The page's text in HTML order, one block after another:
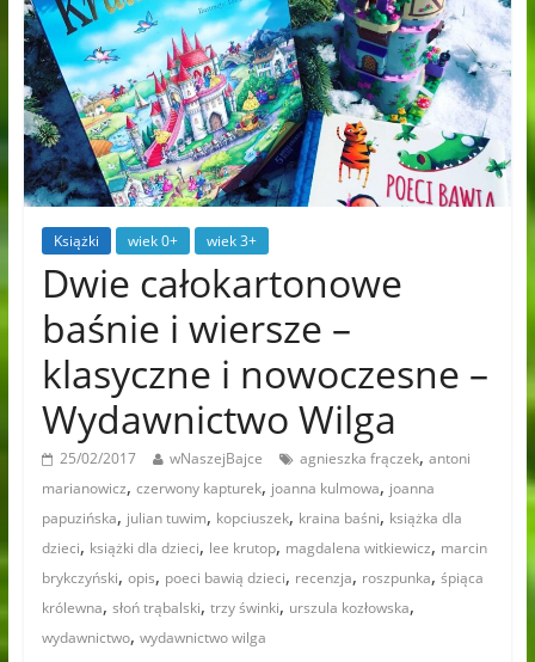
Książki wiek 0+ wiek 3+
Dwie całokartonowe
baśnie i wiersze –
klasyczne i nowoczesne –
Wydawnictwo Wilga
25/02/2017 wNaszejBajce agnieszka frączek, antoni
marianowicz, czerwony kapturek, joanna kulmowa, joanna
papuzińska, julian tuwim, kopciuszek, kraina baśni, książka dla
dzieci, książki dla dzieci, lee krutop, magdalena witkiewicz, marcin
brykczyński, opis, poeci bawią dzieci, recenzja, roszpunka, śpiąca
królewna, słoń trąbalski, trzy świnki, urszula kozłowska,
wydawnictwo, wydawnictwo wilga